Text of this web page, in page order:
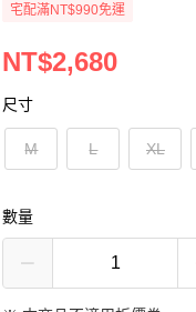
宅配滿NT$990免運
NT$2,680
尺寸
M L XL
數量